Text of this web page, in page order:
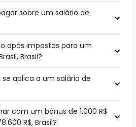
sobre um salário de
após impostos para um
Brasil?
aplica a um salário de
com um bónus de 1.000 R$
R$, Brasil?